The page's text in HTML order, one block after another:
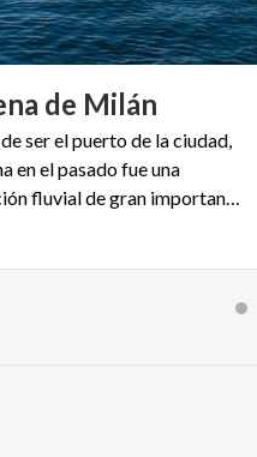
de Milán
ser el puerto de la ciudad,
en el pasado fue una
articulación fluvial de gran importancia.